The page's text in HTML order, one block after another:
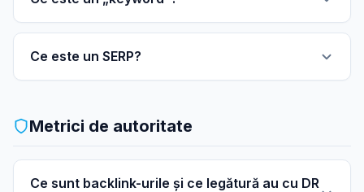
Ce este un SERP?
Metrici de autoritate
Ce sunt backlink-urile și ce legătură au cu DR